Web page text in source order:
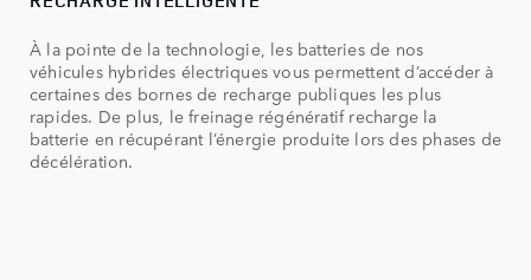
À la pointe de la technologie, les batteries de nos
véhicules hybrides électriques vous permettent d’accéder à
certaines des bornes de recharge publiques les plus
rapides. De plus, le freinage régénératif recharge la
batterie en récupérant l’énergie produite lors des phases de
décélération.